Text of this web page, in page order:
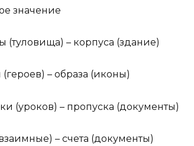
значение
– корпуса (здание)
– образа (иконы)
– пропуска (документы)
– счета (документы)